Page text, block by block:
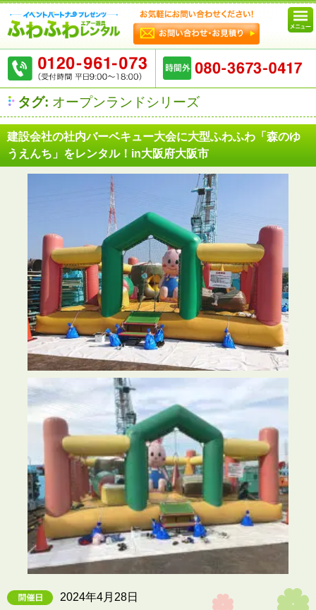
タグ: オープンランドシリーズ
建設会社の社内バーベキュー大会に大型ふわふわ「森のゆ
うえんち」をレンタル！in大阪府大阪市
2024年4月28日